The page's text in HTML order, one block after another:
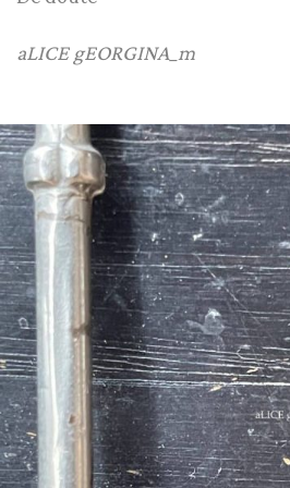
aLICE gEORGINA_m